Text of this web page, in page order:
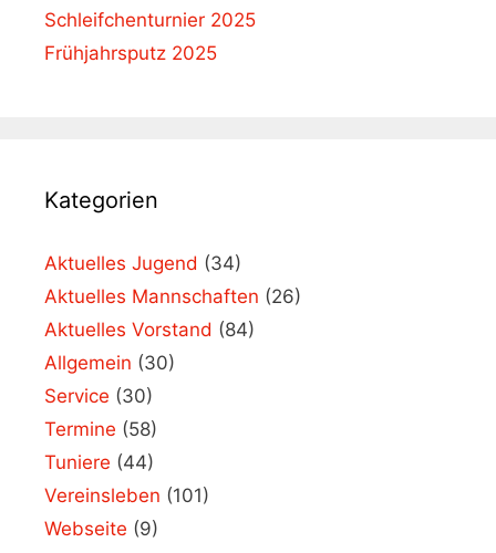
Schleifchenturnier 2025
Frühjahrsputz 2025
Kategorien
Aktuelles Jugend (34)
Aktuelles Mannschaften (26)
Aktuelles Vorstand (84)
Allgemein (30)
Service (30)
Termine (58)
Tuniere (44)
Vereinsleben (101)
Webseite (9)